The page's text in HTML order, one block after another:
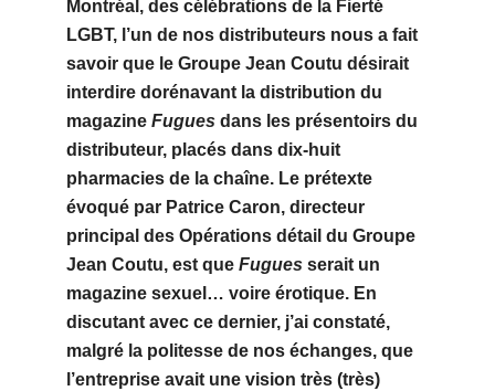
Montréal, des célébrations de la Fierté
LGBT, l’un de nos distributeurs nous a fait
savoir que le Groupe Jean Coutu désirait
interdire dorénavant la distribution du
magazine Fuguesdans les présentoirs du
distributeur, placés dans dix-huit
pharmacies de la chaîne. Le prétexte
évoqué par Patrice Caron, directeur
principal des Opérations détail du Groupe
Jean Coutu, est que Fuguesserait un
magazine sexuel… voire érotique. En
discutant avec ce dernier, j’ai constaté,
malgré la politesse de nos échanges, que
l’entreprise avait une vision très (très)